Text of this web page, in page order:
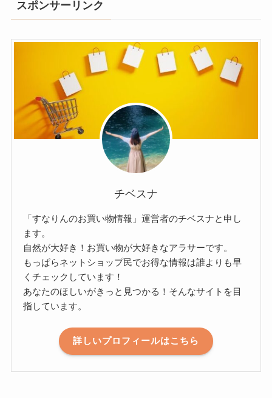
スポンサーリンク
チベスナ
「すなりんのお買い物情報」運営者のチベスナと申し
ます。
自然が大好き！お買い物が大好きなアラサーです。
もっぱらネットショップ民でお得な情報は誰よりも早
くチェックしています！
あなたのほしいがきっと見つかる！そんなサイトを目
指しています。
詳しいプロフィールはこちら